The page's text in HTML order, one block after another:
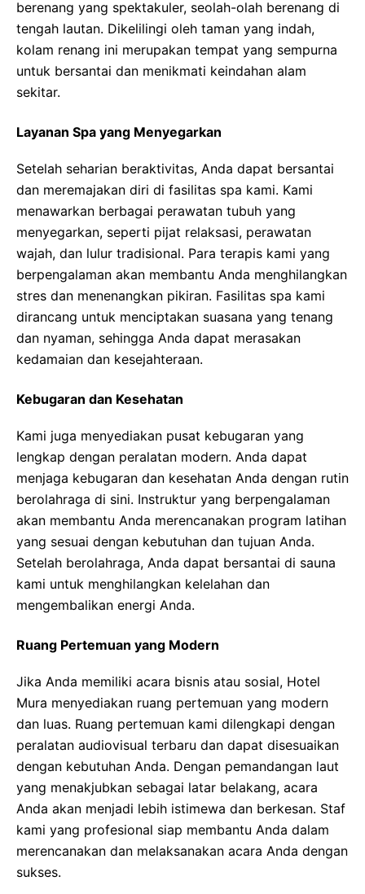
berenang yang spektakuler, seolah-olah berenang di
tengah lautan. Dikelilingi oleh taman yang indah,
kolam renang ini merupakan tempat yang sempurna
untuk bersantai dan menikmati keindahan alam
sekitar.
Layanan Spa yang Menyegarkan
Setelah seharian beraktivitas, Anda dapat bersantai
dan meremajakan diri di fasilitas spa kami. Kami
menawarkan berbagai perawatan tubuh yang
menyegarkan, seperti pijat relaksasi, perawatan
wajah, dan lulur tradisional. Para terapis kami yang
berpengalaman akan membantu Anda menghilangkan
stres dan menenangkan pikiran. Fasilitas spa kami
dirancang untuk menciptakan suasana yang tenang
dan nyaman, sehingga Anda dapat merasakan
kedamaian dan kesejahteraan.
Kebugaran dan Kesehatan
Kami juga menyediakan pusat kebugaran yang
lengkap dengan peralatan modern. Anda dapat
menjaga kebugaran dan kesehatan Anda dengan rutin
berolahraga di sini. Instruktur yang berpengalaman
akan membantu Anda merencanakan program latihan
yang sesuai dengan kebutuhan dan tujuan Anda.
Setelah berolahraga, Anda dapat bersantai di sauna
kami untuk menghilangkan kelelahan dan
mengembalikan energi Anda.
Ruang Pertemuan yang Modern
Jika Anda memiliki acara bisnis atau sosial, Hotel
Mura menyediakan ruang pertemuan yang modern
dan luas. Ruang pertemuan kami dilengkapi dengan
peralatan audiovisual terbaru dan dapat disesuaikan
dengan kebutuhan Anda. Dengan pemandangan laut
yang menakjubkan sebagai latar belakang, acara
Anda akan menjadi lebih istimewa dan berkesan. Staf
kami yang profesional siap membantu Anda dalam
merencanakan dan melaksanakan acara Anda dengan
sukses.